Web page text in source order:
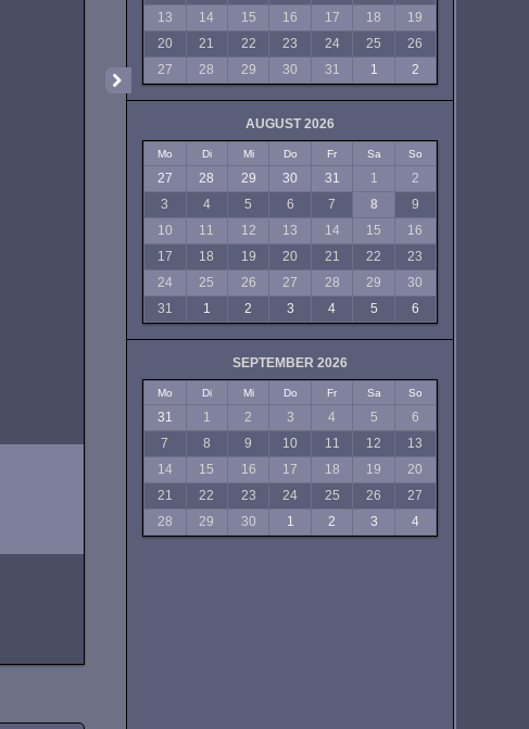
13
14 15 16 17 18
19
20
21 22 23 24 25
26
27
28 29 30 31 1 2
AUGUST 2026
Mo Di Mi Do Fr Sa So
27 28 29 30 31 1
2
3
4 5 6 7 8
9
10
11 12 13 14 15
16
17
18 19 20 21 22
23
24
25 26 27 28 29
30
31
1 2 3 4 5 6
SEPTEMBER 2026
Mo Di Mi Do Fr Sa So
31 1 2 3 4 5
6
7
8 9 10 11 12
13
14
15 16 17 18 19
20
21
22 23 24 25 26
27
28
29 30 1 2 3 4